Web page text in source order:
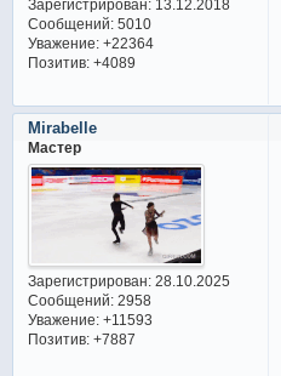
Зарегистрирован: 13.12.2018
Сообщений:5010
Уважение: +22364
Позитив: +4089
Mirabelle
Мастер
Зарегистрирован: 28.10.2025
Сообщений:2958
Уважение: +11593
Позитив: +7887